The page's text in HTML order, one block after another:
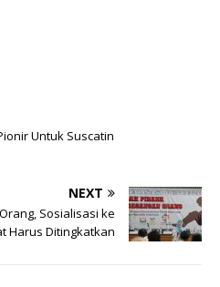
Untuk Suscatin
NEXT
Sosialisasi ke
Harus Ditingkatkan